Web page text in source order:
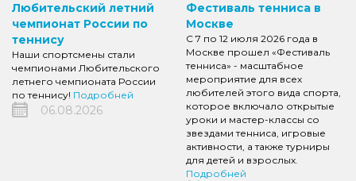
Любительский летний
чемпионат России по
теннису
Наши спортсмены стали
чемпионами Любительского
летнего чемпионата России
по теннису! Подробней
06.08.2026
Фестиваль тенниса в
Москве
С 7 по 12 июля 2026 года в
Москве прошел «Фестиваль
тенниса» - масштабное
мероприятие для всех
любителей этого вида спорта,
которое включало открытые
уроки и мастер-классы со
звездами тенниса, игровые
активности, а также турниры
для детей и взрослых.
Подробней